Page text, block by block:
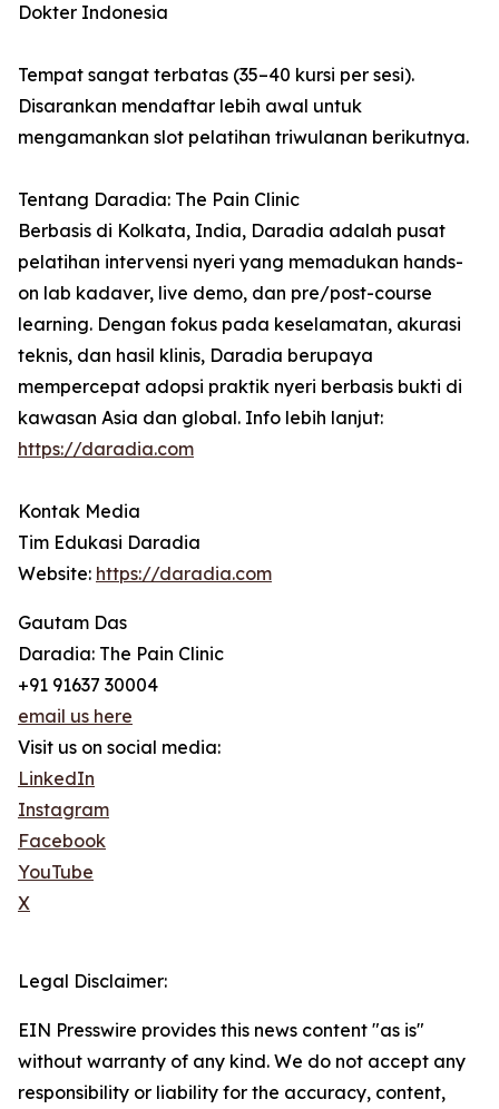
Dokter Indonesia
Tempat sangat terbatas (35–40 kursi per sesi).
Disarankan mendaftar lebih awal untuk
mengamankan slot pelatihan triwulanan berikutnya.
Tentang Daradia: The Pain Clinic
Berbasis di Kolkata, India, Daradia adalah pusat
pelatihan intervensi nyeri yang memadukan hands-
on lab kadaver, live demo, dan pre/post-course
learning. Dengan fokus pada keselamatan, akurasi
teknis, dan hasil klinis, Daradia berupaya
mempercepat adopsi praktik nyeri berbasis bukti di
kawasan Asia dan global. Info lebih lanjut:
https://daradia.com
Kontak Media
Tim Edukasi Daradia
Website: https://daradia.com
Gautam Das
Daradia: The Pain Clinic
+91 91637 30004
email us here
Visit us on social media:
LinkedIn
Instagram
Facebook
YouTube
X
Legal Disclaimer:
EIN Presswire provides this news content "as is"
without warranty of any kind. We do not accept any
responsibility or liability for the accuracy, content,